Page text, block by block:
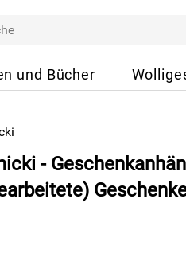
und Bücher
-